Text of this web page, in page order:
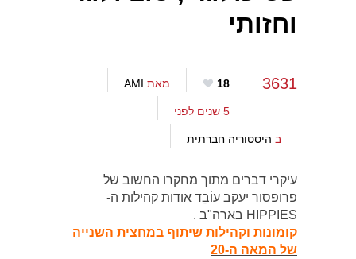
וחזותי
3631
18 מאת AMI
5 שנים לפני
ב היסטוריה חברתית
עיקרי דברים מתוך מחקרו החשוב של
פרופסור יעקב עוֹבֵד אודות קהילות ה-
HIPPIES בארה"ב .
קומונות וקהילות שיתוף במחצית השנייה
של המאה ה-20